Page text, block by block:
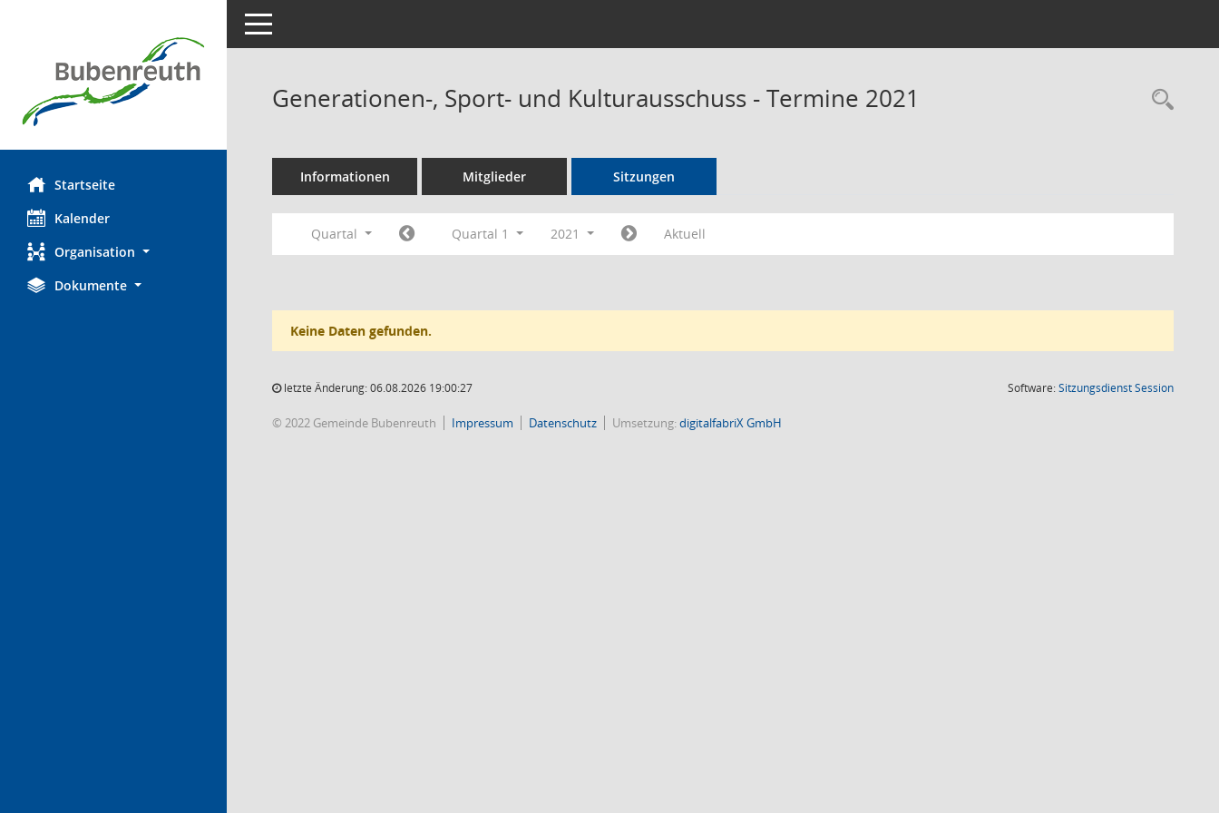
Startseite
Kalender
Organisation
Dokumente
Toggle navigation
Generationen-, Sport- und Kulturausschuss - Termine 2021
Informationen Mitglieder Sitzungen
Quartal Quartal 1 2021 Aktuell
Keine Daten gefunden.
letzte Änderung: 06.08.2026 19:00:27 Software:SitzungsdienstSession(Wird in
© 2022 Gemeinde Bubenreuth Impressum Datenschutz Umsetzung:digitalfabriX GmbH